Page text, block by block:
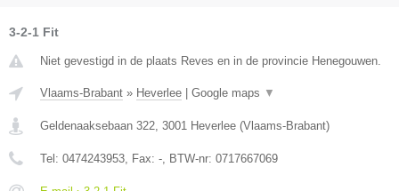
3-2-1 Fit
Niet gevestigd in de plaats Reves en in de provincie Henegouwen.
Vlaams-Brabant » Heverlee Google maps ▼
Geldenaaksebaan 322, 3001 Heverlee (Vlaams-Brabant)
Tel: 0474243953, Fax: -, BTW-nr: 0717667069